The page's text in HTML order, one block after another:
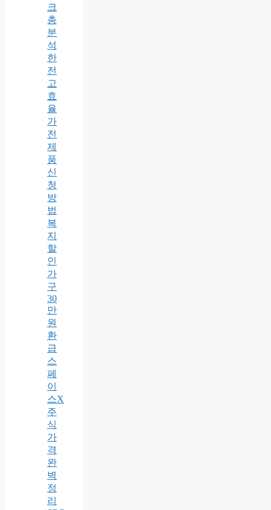
크
총
분
석
한
전
고
효
율
가
전
제
품
신
청
방
법
복
지
할
인
가
구
30
만
원
환
급
스
페
이
스X
주
식
가
격
완
벽
정
리